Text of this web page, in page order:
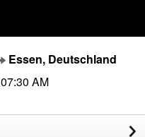
Essen, Deutschland
07:30 AM